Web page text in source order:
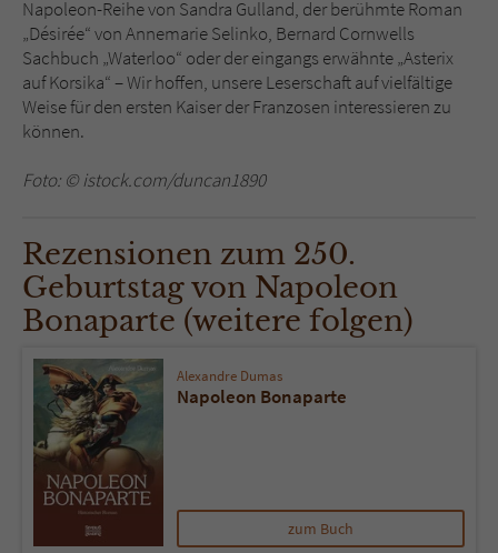
Napoleon-Reihe von Sandra Gulland, der berühmte Roman
„Désirée“ von Annemarie Selinko, Bernard Cornwells
Sachbuch „Waterloo“ oder der eingangs erwähnte „Asterix
auf Korsika“ – Wir hoffen, unsere Leserschaft auf vielfältige
Weise für den ersten Kaiser der Franzosen interessieren zu
können.
Foto: © istock.com/duncan1890
Rezensionen zum 250.
Geburtstag von Napoleon
Bonaparte (weitere folgen)
Alexandre Dumas
Napoleon Bonaparte
zum Buch